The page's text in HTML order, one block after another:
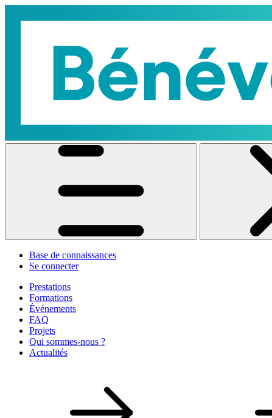
Base de connaissances
Se connecter
Prestations
Formations
Événements
FAQ
Projets
Qui sommes-nous ?
Actualités